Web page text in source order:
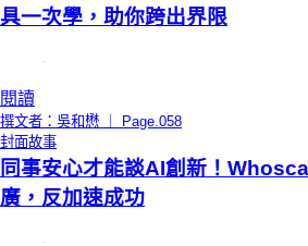
具一次學，助你跨出界限
閱讀
撰文者：吳和懋 ｜ Page.058
封面故事
同事安心才能談AI創新！
廣，反加速成功